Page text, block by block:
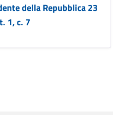
della Repubblica 23
1, c. 7